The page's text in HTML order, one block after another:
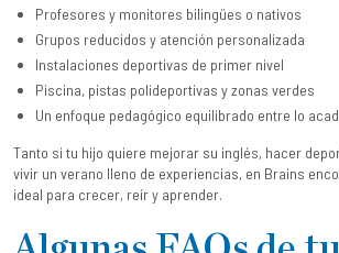
Profesores y monitores bilingües o nativos
Grupos reducidos y atención personalizada
Instalaciones deportivas de primer nivel
Piscina, pistas polideportivas y zonas verdes
Un enfoque pedagógico equilibrado entre lo
Tanto si tu hijo quiere mejorar su inglés, hacer
vivir un verano lleno de experiencias, en Brains
ideal para crecer, reír y aprender.